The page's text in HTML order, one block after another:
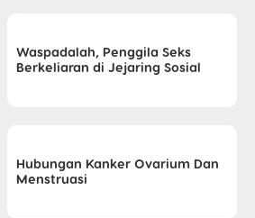
Waspadalah, Penggila Seks
Berkeliaran di Jejaring Sosial
Hubungan Kanker Ovarium Dan
Menstruasi